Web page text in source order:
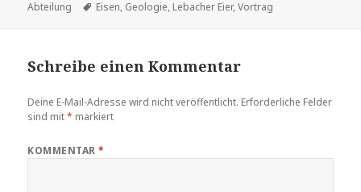
am
Abteilung
Schlagwörter
Eisen, Geologie, Lebacher Eier,Vortrag
Schreibe einen Kommentar
Deine E-Mail-Adresse wird nicht veröffentlicht. Erforderliche Felder
sind mit* markiert
KOMMENTAR*